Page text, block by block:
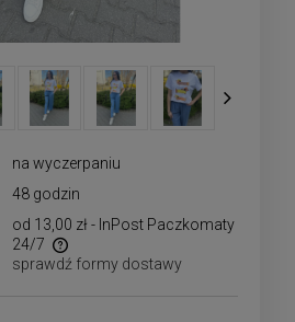
na wyczerpaniu
48 godzin
od 13,00 zł - InPost Paczkomaty
24/7
kosztów płatności
sprawdź formy dostawy